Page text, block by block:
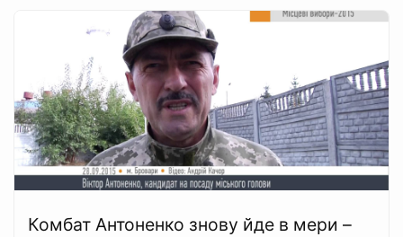
Комбат Антоненко знову йде в мери –